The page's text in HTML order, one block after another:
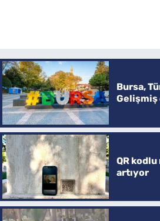
Bursa,
Gelişmiş
QR
artıyor